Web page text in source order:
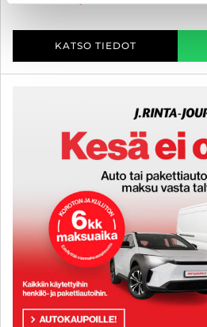
KATSO TIEDOT